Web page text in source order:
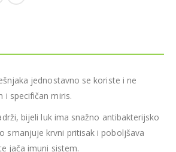
jednostavno se koriste i ne
i specifičan miris.
bijeli luk ima snažno antibakterijsko
smanjuje krvni pritisak i poboljšava
jača imuni sistem.